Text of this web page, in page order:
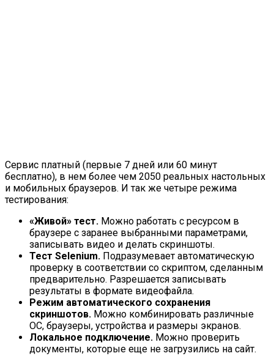
Сервис платный (первые 7 дней или 60 минут
бесплатно), в нем более чем 2050 реальных настольных
и мобильных браузеров. И так же четыре режима
тестирования:
«Живой» тест. Можно работать с ресурсом в
браузере с заранее выбранными параметрами,
записывать видео и делать скриншоты.
Тест Selenium. Подразумевает автоматическую
проверку в соответствии со скриптом, сделанным
предварительно. Разрешается записывать
результаты в формате видеофайла.
Режим автоматического сохранения
скриншотов. Можно комбинировать различные
ОС, браузеры, устройства и размеры экранов.
Локальное подключение. Можно проверить
документы, которые еще не загрузились на сайт.